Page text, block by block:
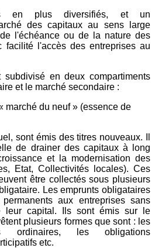
en plus diversifiés, et un
des capitaux au sens large
l'échéance ou de la nature des
facilité l'accès des entreprises au
subdivisé en deux compartiments
et le marché secondaire :
marché du neuf » (essence de
sont émis des titres nouveaux. Il
de drainer des capitaux à long
et la modernisation des
Etat, Collectivités locales). Ces
être collectés sous plusieurs
Les emprunts obligataires
aux entreprises sans
leur capital. Ils sont émis sur le
plusieurs formes que sont : les
ordinaires, les obligations
etc.